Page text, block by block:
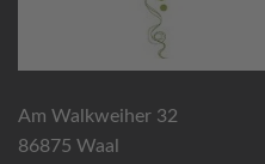
Am Walkweiher 32
86875 Waal